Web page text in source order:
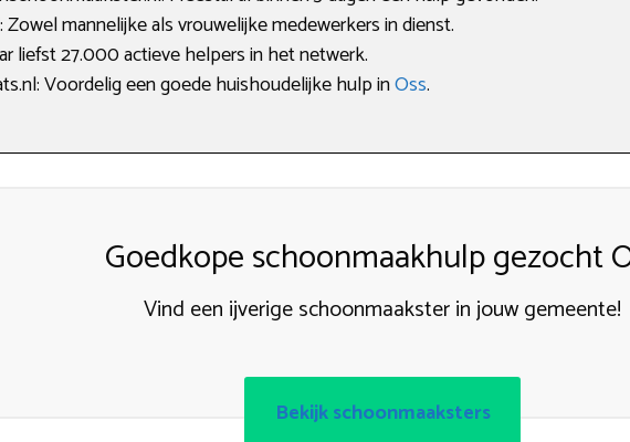
Zowel mannelijke als vrouwelijke medewerkers in dienst.
liefst 27.000 actieve helpers in het netwerk.
Voordelig een goede huishoudelijke hulp inOss.
Goedkope schoonmaakhulp gezocht
Vind een ijverige schoonmaakster in jouw gemeente!
Bekijk schoonmaaksters